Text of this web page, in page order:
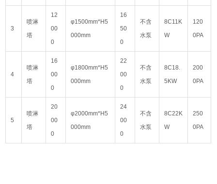
3
喷淋
塔
12
00
0
φ1500mm*H5
000mm
16
50
0
不含
水泵
8C11K
W
120
0PA
4
喷淋
塔
16
00
0
φ1800mm*H5
000mm
22
00
0
不含
水泵
8C18.
5KW
200
0PA
5
喷淋
塔
20
00
0
φ2000mm*H5
000mm
24
00
0
不含
水泵
8C22K
W
250
0PA